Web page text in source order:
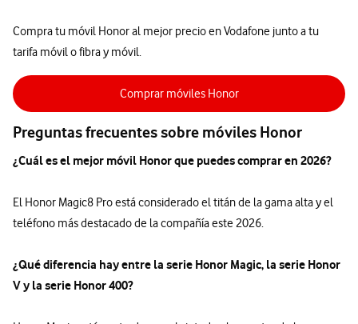
Compra tu móvil Honor al mejor precio en Vodafone junto a tu
tarifa móvil o fibra y móvil.
Comprar móviles Honor
Preguntas frecuentes sobre móviles Honor
¿Cuál es el mejor móvil Honor que puedes comprar en 2026?
El Honor Magic8 Pro está considerado el titán de la gama alta y el
teléfono más destacado de la compañía este 2026.
¿Qué diferencia hay entre la serie Honor Magic, la serie Honor
V y la serie Honor 400?